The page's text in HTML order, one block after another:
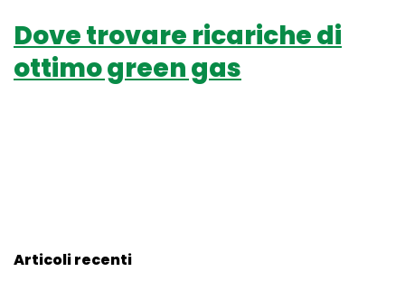
Dove trovare ricariche di
ottimo green gas
Articoli recenti